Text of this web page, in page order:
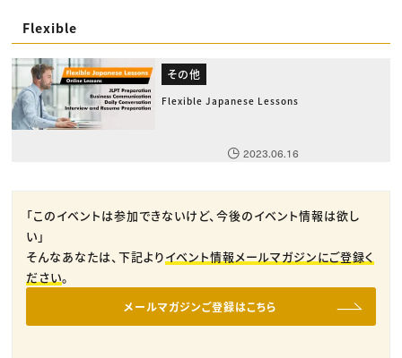
Flexible
その他
Flexible Japanese Lessons
2023.06.16
「このイベントは参加できないけど、今後のイベント情報は欲し
い」
そんなあなたは、下記よりイベント情報メールマガジンにご登録く
ださい。
メールマガジンご登録はこちら